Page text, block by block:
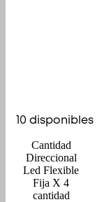
10 disponibles
Direccional
Led Flexible
Fija X 4
cantidad